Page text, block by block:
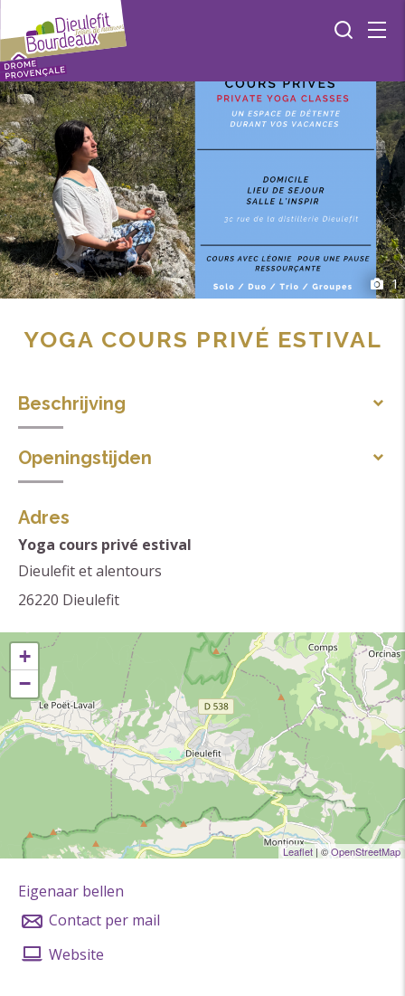
1
YOGA COURS PRIVÉ ESTIVAL
Beschrijving
Frans
Thema's
Yoga
Openingstijden
Adres
Yoga cours privé estival
Dieulefit et alentours
26220 Dieulefit
+
−
Leaflet | ©OpenStreetMap
Eigenaar bellen
Contact per mail
Website